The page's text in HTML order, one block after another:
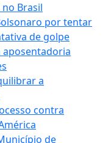
Brasil
por tentar
de golpe
aposentadoria
a
contra
de